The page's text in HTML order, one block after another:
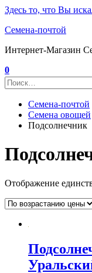
Здесь то, что Вы
Семена-почтой
Интернет-Магазин
0
Семена-почтой
Семена овощей
Подсолнечник
Отображение